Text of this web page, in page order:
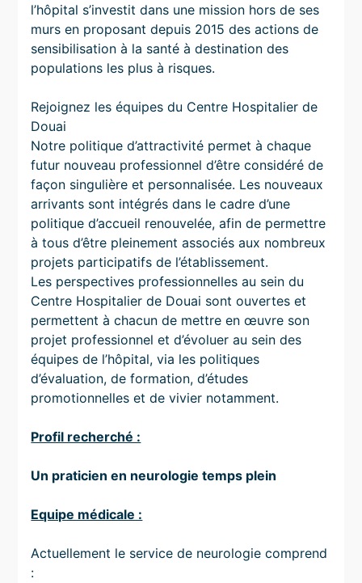
l’hôpital s’investit dans une mission hors de ses
murs en proposant depuis 2015 des actions de
sensibilisation à la santé à destination des
populations les plus à risques.
Rejoignez les équipes du Centre Hospitalier de
Douai
Notre politique d’attractivité permet à chaque
futur nouveau professionnel d’être considéré de
façon singulière et personnalisée. Les nouveaux
arrivants sont intégrés dans le cadre d’une
politique d’accueil renouvelée, afin de permettre
à tous d’être pleinement associés aux nombreux
projets participatifs de l’établissement.
Les perspectives professionnelles au sein du
Centre Hospitalier de Douai sont ouvertes et
permettent à chacun de mettre en œuvre son
projet professionnel et d’évoluer au sein des
équipes de l’hôpital, via les politiques
d’évaluation, de formation, d’études
promotionnelles et de vivier notamment.
Profil recherché :
Un praticien en neurologie temps plein
Equipe médicale :
Actuellement le service de neurologie comprend
: